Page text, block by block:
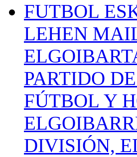
FUTBOL
LEHEN
PARTIDO
FÚTBOL Y
DIVISIÓN,